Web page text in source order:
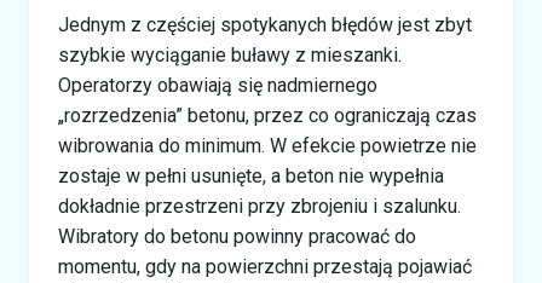
Jednym z częściej spotykanych błędów jest zbyt
szybkie wyciąganie buławy z mieszanki.
Operatorzy obawiają się nadmiernego
„rozrzedzenia” betonu, przez co ograniczają czas
wibrowania do minimum. W efekcie powietrze nie
zostaje w pełni usunięte, a beton nie wypełnia
dokładnie przestrzeni przy zbrojeniu i szalunku.
Wibratory do betonu powinny pracować do
momentu, gdy na powierzchni przestają pojawiać